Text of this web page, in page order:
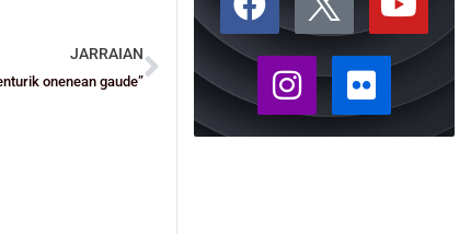
JARRAIAN
onenean gaude”